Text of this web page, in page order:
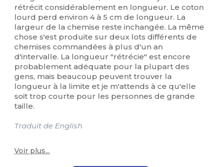
rétrécit considérablement en longueur. Le coton
lourd perd environ 4 à 5 cm de longueur. La
largeur de la chemise reste inchangée. La même
chose s'est produite sur deux lots différents de
chemises commandées à plus d'un an
d'intervalle. La longueur "rétrécie" est encore
probablement adéquate pour la plupart des
gens, mais beaucoup peuvent trouver la
longueur à la limite et je m'attends à ce qu'elle
soit trop courte pour les personnes de grande
taille.
Traduit de English
Voir plus...